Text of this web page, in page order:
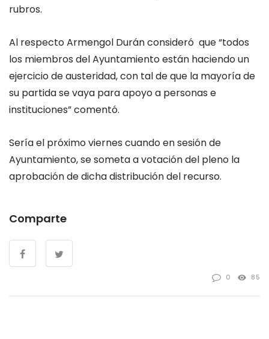
rubros.
Al respecto Armengol Durán consideró que “todos
los miembros del Ayuntamiento están haciendo un
ejercicio de austeridad, con tal de que la mayoría de
su partida se vaya para apoyo a personas e
instituciones” comentó.
Sería el próximo viernes cuando en sesión de
Ayuntamiento, se someta a votación del pleno la
aprobación de dicha distribución del recurso.
Comparte
0 85